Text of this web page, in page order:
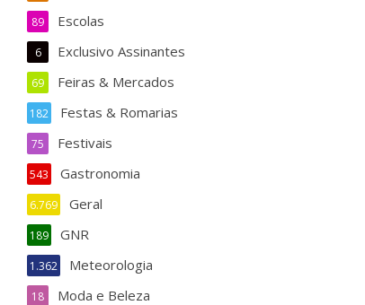
Escolas
89
Exclusivo Assinantes
6
Feiras & Mercados
69
Festas & Romarias
182
Festivais
75
Gastronomia
543
Geral
6.769
GNR
189
Meteorologia
1.362
Moda e Beleza
18